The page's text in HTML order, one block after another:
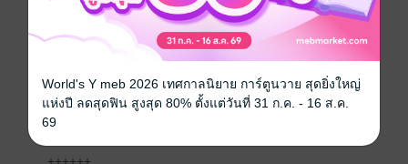
"ใช่ไหมคะ มันก็แค่เรื่อง .. หา?!"
ปฐพีหงุดหงิดเล็กน้อยเมื่อเห็นท่าทางเลิ่กลั่กของหญิงสาว
เขาชอบเธอมากขนาดนี้ ชอบจนจะบ้า ดูยังไงก็ไม่ใช่แค่
เรื่องงานปะวะ?!!
"ผมชอบคุณ"
World's Y meb 2026 เทศกาลนิยาย การ์ตูนวาย สุดยิ่งใหญ่
แห่งปี ลดสุดฟิน สูงสุด 80% ตั้งแต่วันที่ 31 ก.ค. - 16 ส.ค.
69